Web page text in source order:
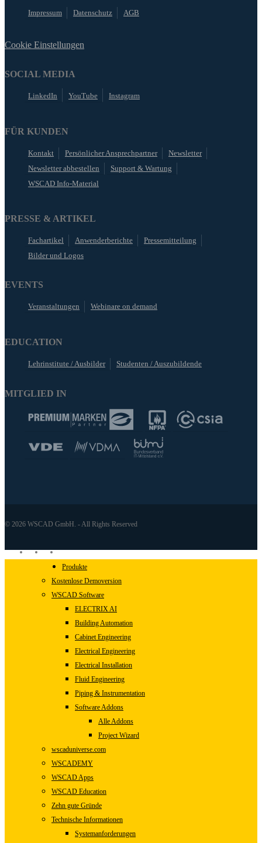
Impressum Datenschutz AGB
Cookie Einstellungen
SOCIAL MEDIA
LinkedIn YouTube Instagram
FÜR KUNDEN
Kontakt Persönlicher Ansprechpartner
Newsletter
Newsletter abbestellen
Support & Wartung
WSCAD Info-Material
PRESSE & ARTIKEL
Fachartikel Anwenderberichte
Pressemitteilung
Bilder und Logos
EVENTS
Veranstaltungen Webinare on demand
EDUCATION
Lehrinstitute / Ausbilder Studenten / Auszubildende
MITGLIED IN
© 2026 WSCAD GmbH. - All Rights Reserved
linkedinyoutubeinstagram
Close
Menu
Produkte
Kostenlose Demoversion
WSCAD Software
ELECTRIX AI
Building Automation
Cabinet Engineering
Electrical Engineering
Electrical Installation
Fluid Engineering
Piping & Instrumentation
Software Addons
Alle Addons
Project Wizard
wscaduniverse.com
WSCADEMY
WSCAD Apps
WSCAD Education
Zehn gute Gründe
Technische Informationen
Systemanforderungen